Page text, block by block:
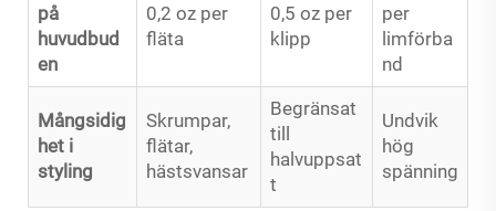
på
huvudbud
en
0,2 oz per
fläta
0,5 oz per
klipp
per
limförba
nd
Mångsidig
het i
styling
Skrumpar,
flätar,
hästsvansar
Begränsat
till
halvuppsat
t
Undvik
hög
spänning